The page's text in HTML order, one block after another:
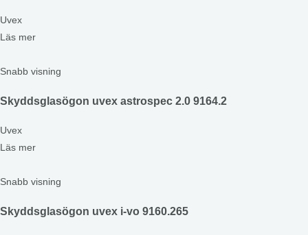
Uvex
Läs mer
Snabb visning
Skyddsglasögon uvex astrospec 2.0 9164.2
Uvex
Läs mer
Snabb visning
Skyddsglasögon uvex i-vo 9160.265